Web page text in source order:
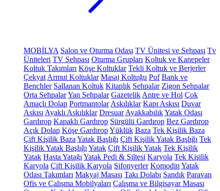
MOBİLYA Salon ve Oturma Odası TV Ünitesi ve Sehpası Tv
Üniteleri TV Sehpası Oturma Grupları Koltuk ve Kanepeler
Koltuk Takımları Köşe Koltuklar Tekli Koltuk ve Berjerler
Çekyat Armut Koltuklar Masaj Koltuğu Puf Bank ve
Benchler Sallanan Koltuk Kitaplık Sehpalar Zigon Sehpalar
Orta SehpalarYan Sehpalar Gazetelik Antre ve Hol Çok
Amaçlı Dolap Portmantolar Askılıklar Kapı Askısı Duvar
Askısı Ayaklı Askılıklar Dresuar AyakkabılıkYatak Odası
Gardırop Kapaklı Gardırop Sürgülü Gardırop Bez Gardırop
Açık Dolap Köşe GardıropYüklük Baza Tek Kişilik Baza
Çift Kişilik Baza Yatak Başlığı Çift Kişilik Yatak Başlığı Tek
Kişilik Yatak Başlığı Yatak Çift Kişilik Yatak Tek Kişilik
Yatak Hasta Yatağı Yatak Pedi & Şiltesi Karyola Tek Kişilik
Karyola Çift Kişilik Karyola Şifonyerler Komodin Yatak
Odası Takımları Makyaj Masası Takı Dolabı Sandık Paravan
Ofis ve Çalışma Mobilyaları Çalışma ve Bilgisayar Masası